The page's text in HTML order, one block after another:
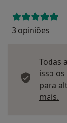
3 opiniões
Todas
isso
para
mais.